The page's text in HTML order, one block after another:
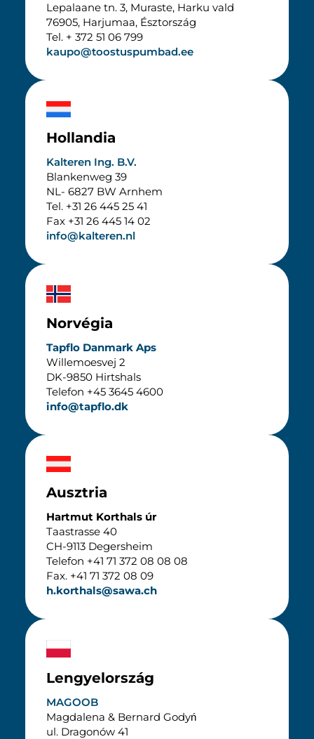
Lepalaane tn. 3, Muraste, Harku vald
76905, Harjumaa, Észtország
Tel. + 372 51 06 799
kaupo@toostuspumbad.ee
Hollandia
Kalteren Ing. B.V.
Blankenweg 39
NL- 6827 BW Arnhem
Tel. +31 26 445 25 41
Fax +31 26 445 14 02
info@kalteren.nl
Norvégia
Tapflo Danmark Aps
Willemoesvej 2
DK-9850 Hirtshals
Telefon +45 3645 4600
info@tapflo.dk
Ausztria
Hartmut Korthals úr
Taastrasse 40
CH-9113 Degersheim
Telefon +41 71 372 08 08 08
Fax. +41 71 372 08 09
h.korthals@sawa.ch
Lengyelország
MAGOOB
Magdalena & Bernard Godyń
ul. Dragonów 41